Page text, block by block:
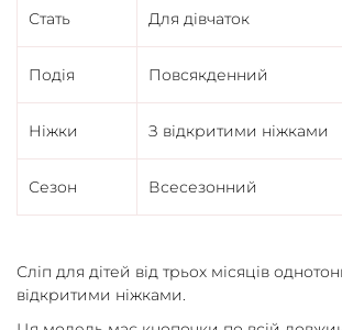
Стать Для дівчаток
Подія Повсякденний
Ніжки З відкритими ніжками
Сезон Всесезонний
Сліп для дітей від трьох місяців
відкритими ніжками.